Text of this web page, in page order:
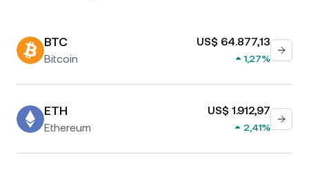
BTC
Bitcoin
US$ 64.877,13
1,27%
ETH
Ethereum
US$ 1.912,97
2,41%